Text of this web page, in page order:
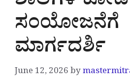
ಸಂಯೋಜನೆಗೆ
ಮಾರ್ಗದರ್ಶಿ
June 12, 2026by